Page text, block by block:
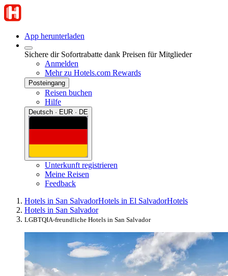
App herunterladen
Sichere dir Sofortrabatte dank Preisen für Mitglieder
Anmelden
Mehr zu Hotels.com Rewards
Posteingang
Reisen buchen
Hilfe
Deutsch · EUR · DE
Unterkunft registrieren
Meine Reisen
Feedback
Hotels in San SalvadorHotels in El SalvadorHotels
Hotels in San Salvador
LGBTQIA-freundliche Hotels in San Salvador